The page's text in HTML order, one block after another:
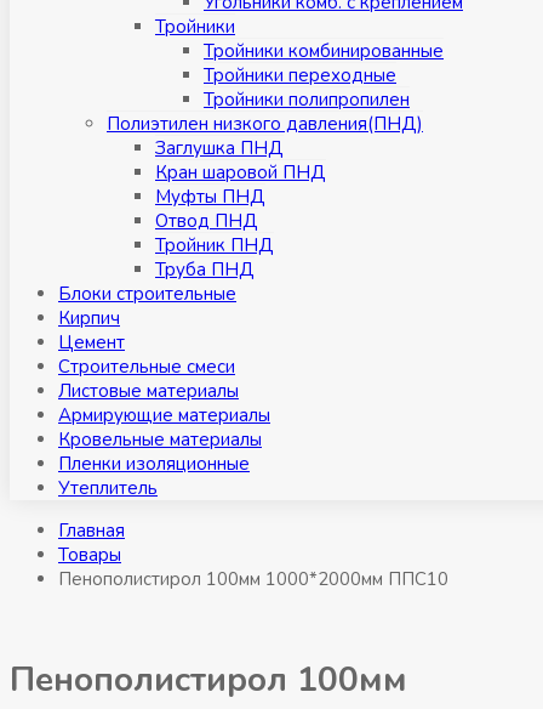
Тройники
Тройники комбинированные
Тройники переходные
Тройники полипропилен
Полиэтилен низкого давления(ПНД)
Заглушка ПНД
Кран шаровой ПНД
Муфты ПНД
Отвод ПНД
Тройник ПНД
Труба ПНД
Блоки строительные
Кирпич
Цемент
Строительные смеси
Листовые материалы
Армирующие материалы
Кровельные материалы
Пленки изоляционные
Утеплитель
Главная
Товары
Пенополистирол 100мм 1000*2000мм ППС10
Пенополистирол 100мм